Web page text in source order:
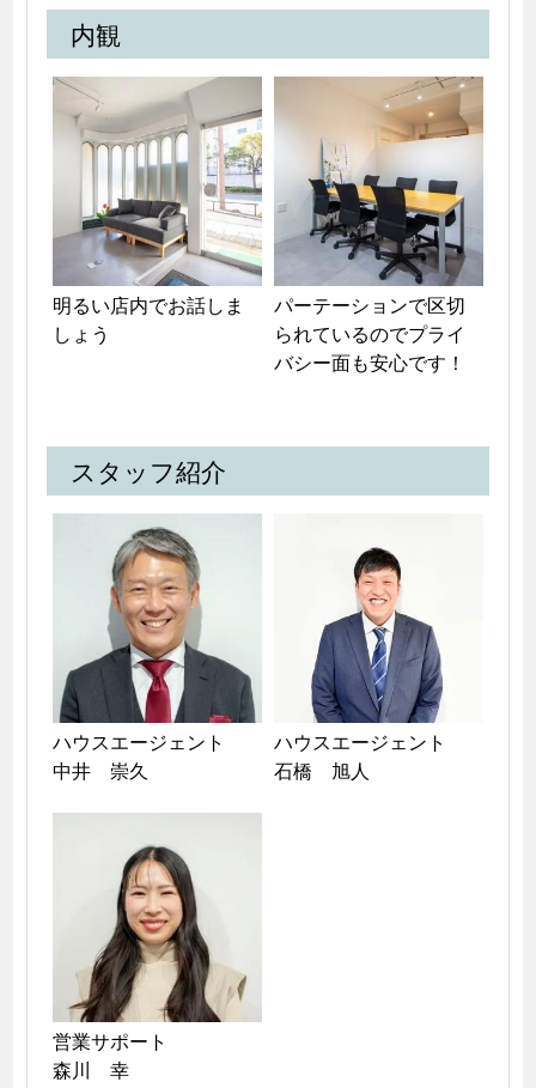
内観
明るい店内でお話しま
しょう
パーテーションで区切
られているのでプライ
バシー面も安心です！
スタッフ紹介
ハウスエージェント
中井　崇久
ハウスエージェント
石橋　旭人
営業サポート
森川　幸